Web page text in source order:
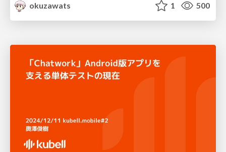
okuzawats
1 500